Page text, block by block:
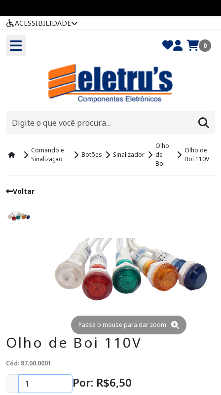
ACESSIBILIDADE
0
Comando e
Sinalização
Botões Sinalizador
Olho
de
Boi
Olho de
Boi 110V
Voltar
Passe o mouse para dar zoom
Olho de Boi 110V
Cód: 87.00.0001
Por: R$6,50